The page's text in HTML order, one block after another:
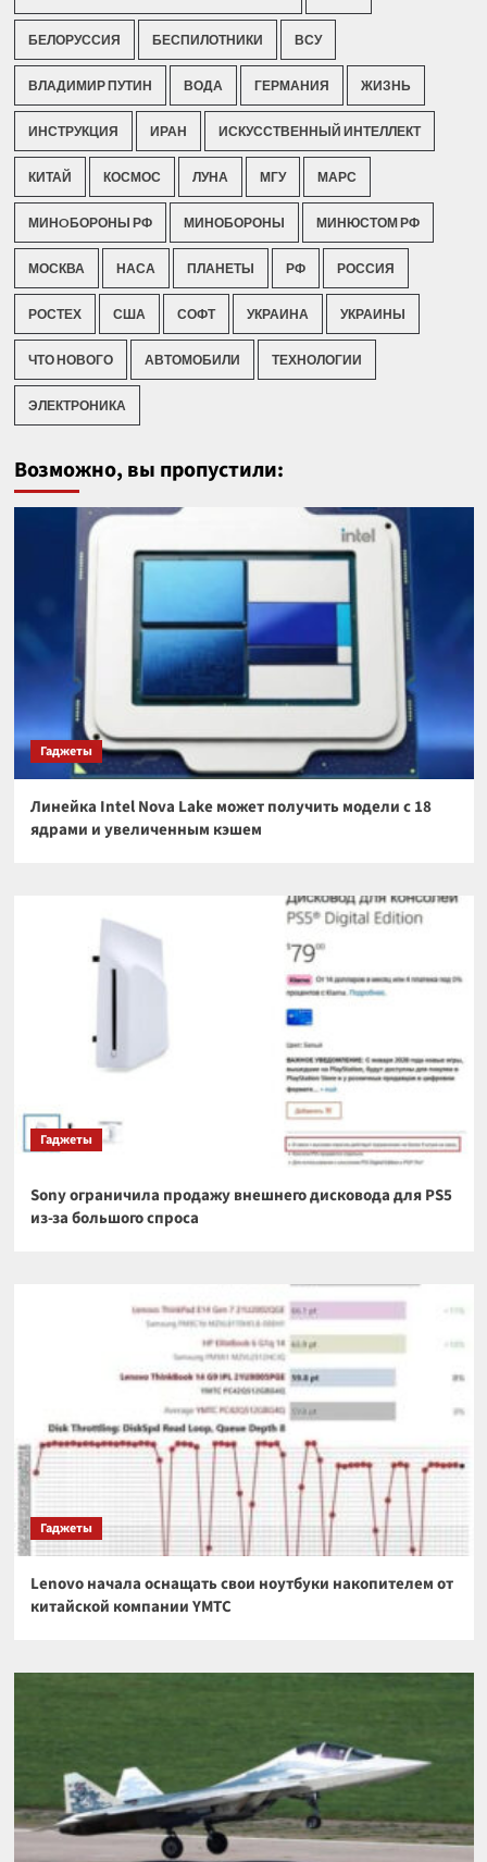
БЕЛОРУССИЯ БЕСПИЛОТНИКИ ВСУ
ВЛАДИМИР ПУТИН ВОДА ГЕРМАНИЯ ЖИЗНЬ
ИНСТРУКЦИЯ ИРАН ИСКУССТВЕННЫЙ ИНТЕЛЛЕКТ
КИТАЙ КОСМОС ЛУНА МГУ МАРС
МИНOБОРОНЫ РФ МИНОБОРОНЫ МИНЮСТОМ РФ
МОСКВА НАСА ПЛАНЕТЫ РФ РОССИЯ
РОСТЕХ США СОФТ УКРАИНА УКРАИНЫ
ЧТО НОВОГО АВТОМОБИЛИ ТЕХНОЛОГИИ
ЭЛЕКТРОНИКА
Возможно, вы пропустили:
Гаджеты
Линейка Intel Nova Lake может получить модели с 18
ядрами и увеличенным кэшем
Гаджеты
Sony ограничила продажу внешнего дисковода для PS5
из-за большого спроса
Гаджеты
Lenovo начала оснащать свои ноутбуки накопителем от
китайской компании YMTC